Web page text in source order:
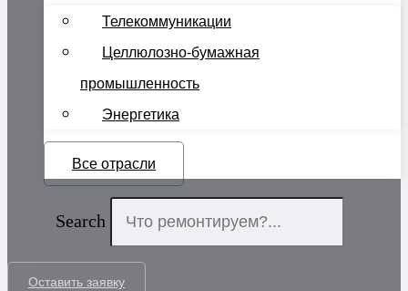
Телекоммуникации
Целлюлозно-бумажная
промышленность
Энергетика
Все отрасли
Search
Оставить заявку